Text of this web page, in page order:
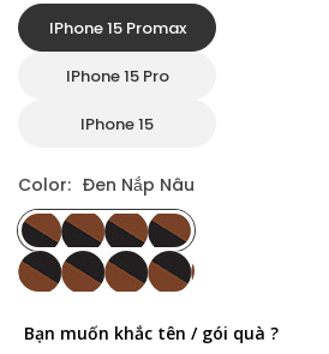
IPhone 15 Promax
IPhone 15 Pro
IPhone 15
Color: Đen Nắp Nâu
Bạn muốn khắc tên / gói quà ?